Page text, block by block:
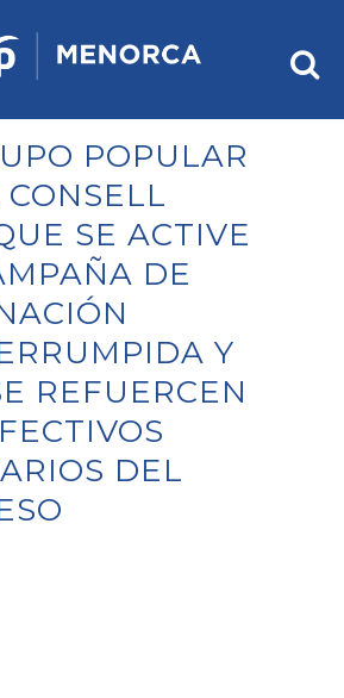
POPULAR
SE ACTIVE
DE
Y
REFUERCEN
DEL